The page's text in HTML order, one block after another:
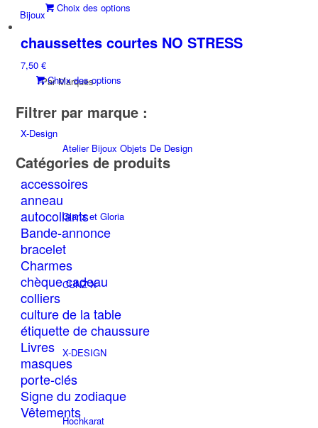
Bijoux
Par Marques
Atelier Bijoux Objets De Design
Glanz et Gloria
CUNZ-X
X-DESIGN
Hochkarat
peuvent
page
produit
Choix des options
plusieurs
peuvent
sur
la
chaussettes courtes NO STRESS
7,50€
Choix des options
a
Les
options
Filtrer par marque :
X-Design
Catégories de produits
accessoires
anneau
autocollants
Bande-annonce
bracelet
Charmes
chèque cadeau
colliers
culture de la table
étiquette de chaussure
Livres
masques
porte-clés
Signe du zodiaque
Vêtements